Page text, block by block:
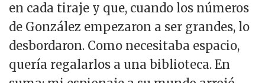
en cada tiraje y que, cuando los números
de González empezaron a ser grandes, lo
desbordaron. Como necesitaba espacio,
quería regalarlos a una biblioteca. En